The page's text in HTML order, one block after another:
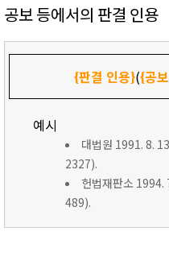
공보 등에서의 판결 인용
{판결 인용}({공
예시
대법원 1991. 8.
2327).
헌법재판소 1994.
489).